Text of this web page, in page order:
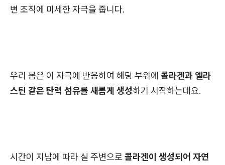
변 조직에 미세한 자극을 줍니다.
우리 몸은 이 자극에 반응하여 해당 부위에 콜라겐과 엘라
스틴 같은 탄력 섬유를 새롭게 생성하기 시작하는데요.
시간이 지남에 따라 실 주변으로 콜라겐이 생성되어 자연